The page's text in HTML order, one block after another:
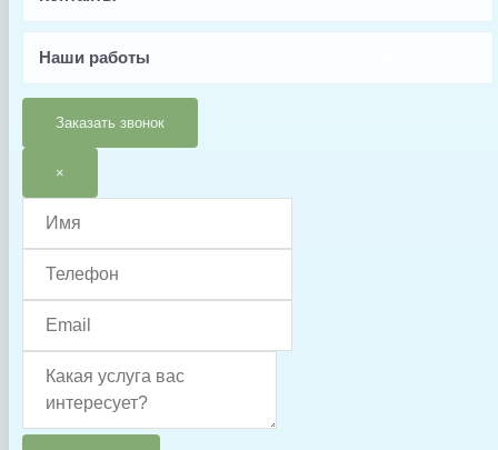
Наши работы
Заказать звонок
×
Китай